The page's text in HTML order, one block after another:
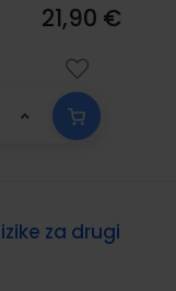
21,90 €
za drugi